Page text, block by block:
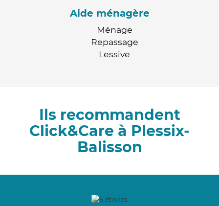
Aide ménagère
Ménage
Repassage
Lessive
Ils recommandent
Click&Care à Plessix-
Balisson